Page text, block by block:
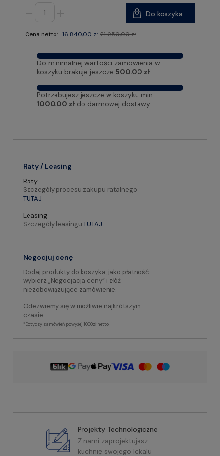
Cena netto: 16 840,00 zł 21 050,00 zł
Do koszyka
Do minimalnej wartości zamówienia w
koszyku brakuje jeszcze 500.00 zł.
Potrzebujesz jeszcze w koszyku min.
1000.00 zł do darmowej dostawy.
Raty / Leasing
Raty
Szczegóły procesu zakupu ratalnego
TUTAJ
Leasing
Szczegóły leasingu TUTAJ
Negocjuj cenę
Dodaj produkty do koszyka, jako płatność
wybierz „Negocjacja ceny” i złóż
niezobowiązujące zamówienie.
Odezwiemy się w możliwie najkrótszym
czasie.
*Dotyczy zamówień powyżej 1000zł netto
Projekty Technologiczne
Z nami zaprojektujesz
kuchnię swojego lokalu